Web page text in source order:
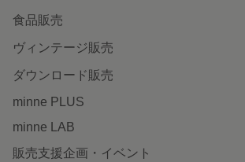
食品販売
ヴィンテージ販売
ダウンロード販売
minne PLUS
minne LAB
販売支援企画・イベント